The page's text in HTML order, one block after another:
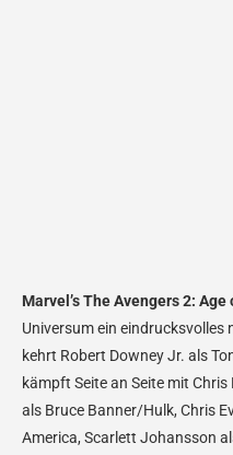
Marvel’s The Avengers 2: Age
Universum ein eindrucksvolles
kehrt Robert Downey Jr. als
kämpft Seite an Seite mit
als Bruce Banner/Hulk, Chris
America, Scarlett Johansson